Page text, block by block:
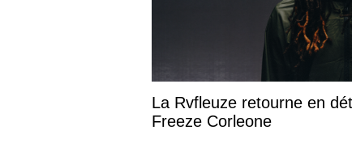
La Rvfleuze retourne en
Freeze Corleone